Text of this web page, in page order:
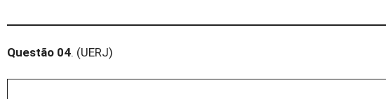
Questão 04. (UERJ)